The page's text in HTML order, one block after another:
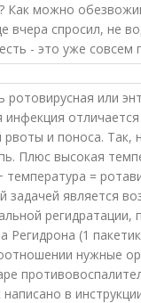
Как можно
вчера спросил, не
- это уже совсем
или
инфекция
рвоты и поноса.
Плюс высокая
=
задачей является
Регидрона (1
нужные
в